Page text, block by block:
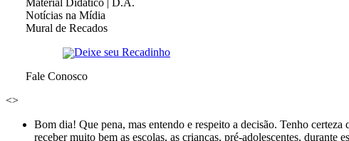
Notícias na Mídia
Mural de Recados
Deixe seu Recadinho
Fale Conosco
<>
Bom dia! Que pena, mas entendo e respeito a decisão. Tenho
receber muito bem as escolas, as crianças, pré-adolescentes,